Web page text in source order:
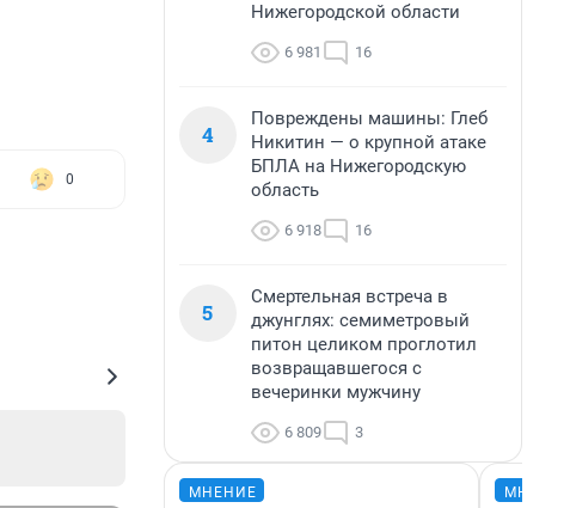
0
Нижегородской области
6 981 16
4
Повреждены машины: Глеб
Никитин — о крупной атаке
БПЛА на Нижегородскую
область
6 918 16
5
Смертельная встреча в
джунглях: семиметровый
питон целиком проглотил
возвращавшегося с
вечеринки мужчину
6 809 3
МНЕНИЕ